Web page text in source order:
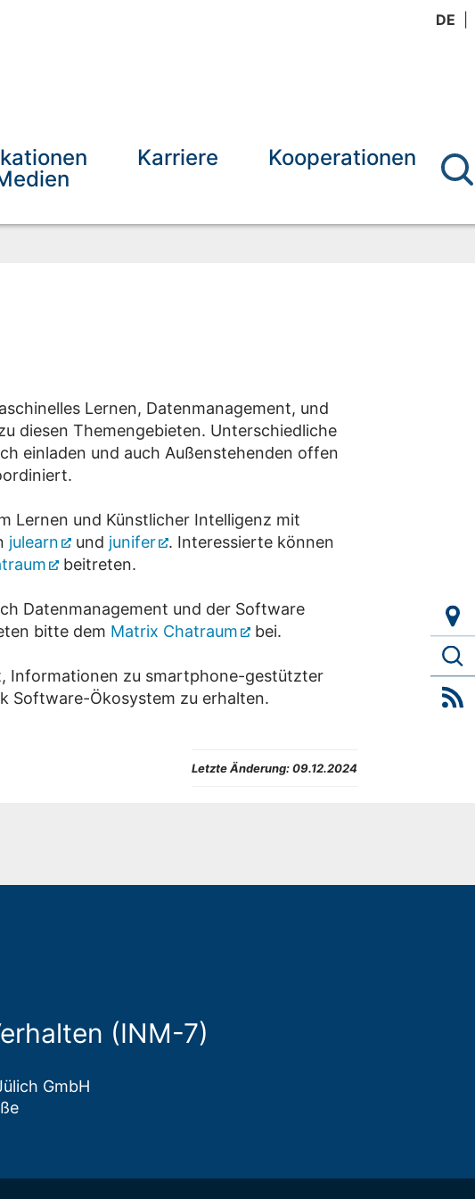
DE
Karriere Kooperationen
Lernen, Datenmanagement, und
diesen Themengebieten. Unterschiedliche
einladen und auch Außenstehenden offen
Lernen und Künstlicher Intelligenz mit
julearn und junifer
. Interessierte können
beitreten.
Datenmanagement und der Software
bitte dem Matrix Chatraum bei.
Informationen zu smartphone-gestützter
Software-Ökosystem zu erhalten.
Letzte Änderung: 09.12.2024
(INM-7)
GmbH